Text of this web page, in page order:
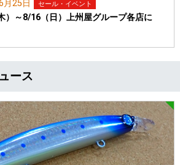
月25日 セール・イベント
）～8/16（日）上州屋グループ各店に
ース